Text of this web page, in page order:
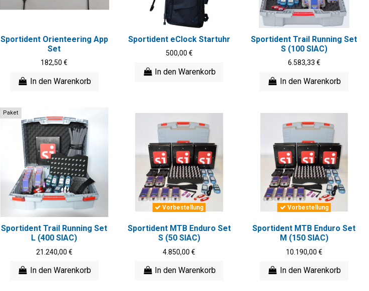
Sportident Orienteering App
Set
182,50 €
In den Warenkorb
Sportident eClock Startuhr
500,00 €
In den Warenkorb
Sportident Trail Running Set
S (100 SIAC)
6.583,33 €
In den Warenkorb
Paket
Sportident Trail Running Set
L (400 SIAC)
21.240,00 €
In den Warenkorb
Vorbestellung
Sportident MTB Enduro Set
S (50 SIAC)
4.850,00 €
In den Warenkorb
Vorbestellung
Sportident MTB Enduro Set
M (150 SIAC)
10.190,00 €
In den Warenkorb